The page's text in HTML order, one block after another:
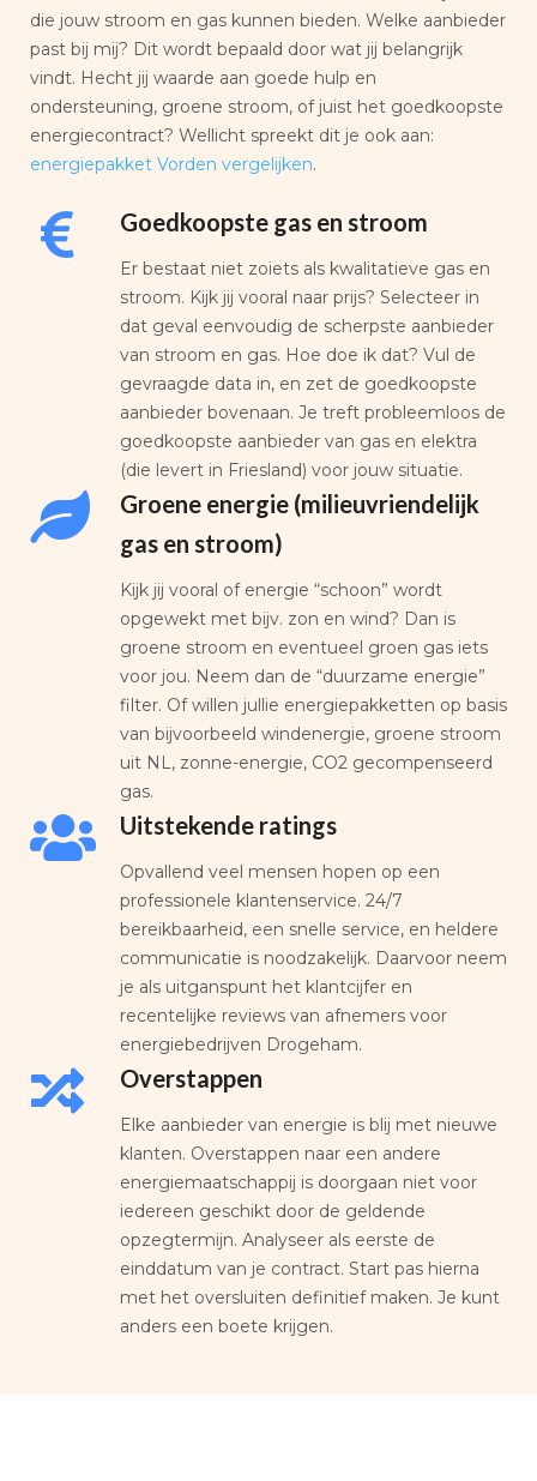
die jouw stroom en gas kunnen bieden. Welke aanbieder
past bij mij? Dit wordt bepaald door wat jij belangrijk
vindt. Hecht jij waarde aan goede hulp en
ondersteuning, groene stroom, of juist het goedkoopste
energiecontract? Wellicht spreekt dit je ook aan:
energiepakket Vorden vergelijken.
Goedkoopste gas en stroom
Er bestaat niet zoiets als kwalitatieve gas en
stroom. Kijk jij vooral naar prijs? Selecteer in
dat geval eenvoudig de scherpste aanbieder
van stroom en gas. Hoe doe ik dat? Vul de
gevraagde data in, en zet de goedkoopste
aanbieder bovenaan. Je treft probleemloos de
goedkoopste aanbieder van gas en elektra
(die levert in Friesland) voor jouw situatie.
Groene energie (milieuvriendelijk
gas en stroom)
Kijk jij vooral of energie “schoon” wordt
opgewekt met bijv. zon en wind? Dan is
groene stroom en eventueel groen gas iets
voor jou. Neem dan de “duurzame energie”
filter. Of willen jullie energiepakketten op basis
van bijvoorbeeld windenergie, groene stroom
uit NL, zonne-energie, CO2 gecompenseerd
gas.
Uitstekende ratings
Opvallend veel mensen hopen op een
professionele klantenservice. 24/7
bereikbaarheid, een snelle service, en heldere
communicatie is noodzakelijk. Daarvoor neem
je als uitganspunt het klantcijfer en
recentelijke reviews van afnemers voor
energiebedrijven Drogeham.
Overstappen
Elke aanbieder van energie is blij met nieuwe
klanten. Overstappen naar een andere
energiemaatschappij is doorgaan niet voor
iedereen geschikt door de geldende
opzegtermijn. Analyseer als eerste de
einddatum van je contract. Start pas hierna
met het oversluiten definitief maken. Je kunt
anders een boete krijgen.